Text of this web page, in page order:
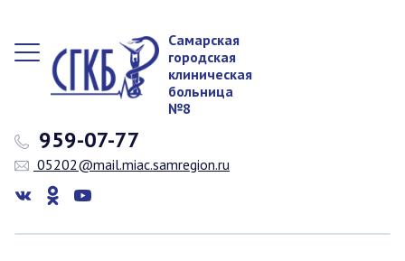
Самарская
городская
клиническая
больница
№8
959-07-77
05202@mail.miac.samregion.ru